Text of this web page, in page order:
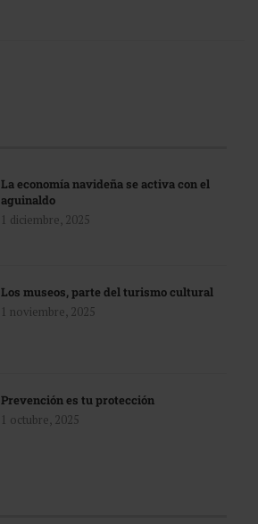
La economía navideña se activa con el
aguinaldo
1 diciembre, 2025
Los museos, parte del turismo cultural
1 noviembre, 2025
Prevención es tu protección
1 octubre, 2025